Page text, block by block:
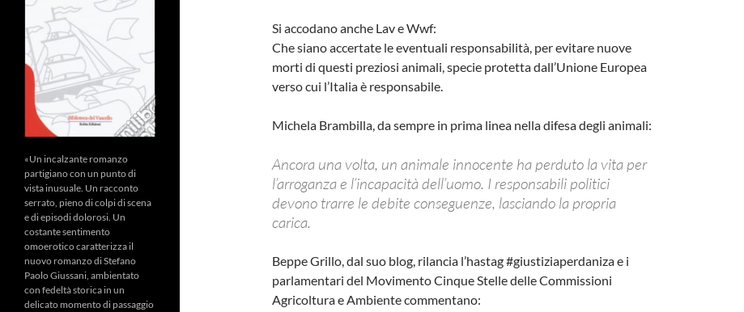
Si accodano anche Lav e Wwf:
Che siano accertate le eventuali responsabilità, per evitare nuove
morti di questi preziosi animali, specie protetta dall’Unione Europea
verso cui l’Italia è responsabile.
Michela Brambilla, da sempre in prima linea nella difesa degli animali:
Ancora una volta, un animale innocente ha perduto la vita per
l’arroganza e l’incapacità dell’uomo. I responsabili politici
devono trarre le debite conseguenze, lasciando la propria
carica.
Beppe Grillo, dal suo blog, rilancia l’hastag #giustiziaperdaniza e i
parlamentari del Movimento Cinque Stelle delle Commissioni
Agricoltura e Ambiente commentano:
«Un incalzante romanzo
partigiano con un punto di
vista inusuale. Un racconto
serrato, pieno di colpi di scena
e di episodi dolorosi. Un
costante sentimento
omoerotico caratterizza il
nuovo romanzo di Stefano
Paolo Giussani, ambientato
con fedeltà storica in un
delicato momento di passaggio